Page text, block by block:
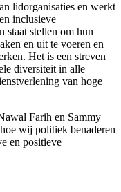
lidorganisaties en werkt
inclusieve
stellen om hun
en uit te voeren en
Het is een streven
diversiteit in alle
van hoge
Farih en Sammy
wij politiek benaderen
en positieve